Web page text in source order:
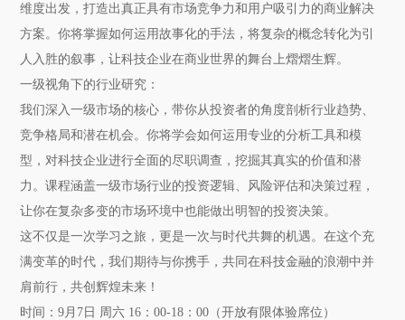
维度出发，打造出真正具有市场竞争力和用户吸引力的商业解决
方案。你将掌握如何运用故事化的手法，将复杂的概念转化为引
人入胜的叙事，让科技企业在商业世界的舞台上熠熠生辉。
一级视角下的行业研究：
我们深入一级市场的核心，带你从投资者的角度剖析行业趋势、
竞争格局和潜在机会。你将学会如何运用专业的分析工具和模
型，对科技企业进行全面的尽职调查，挖掘其真实的价值和潜
力。课程涵盖一级市场行业的投资逻辑、风险评估和决策过程，
让你在复杂多变的市场环境中也能做出明智的投资决策。
这不仅是一次学习之旅，更是一次与时代共舞的机遇。在这个充
满变革的时代，我们期待与你携手，共同在科技金融的浪潮中并
肩前行，共创辉煌未来！
时间：9月7日 周六 16：00-18：00（开放有限体验席位）